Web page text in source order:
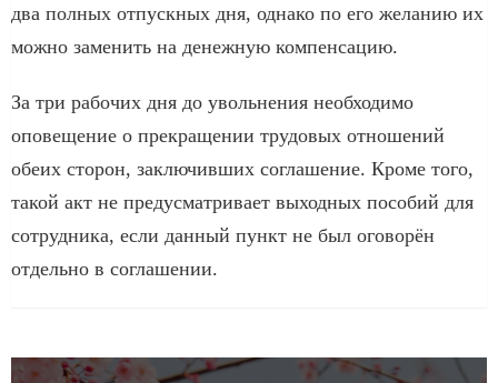
два полных отпускных дня, однако по его желанию их
можно заменить на денежную компенсацию.
За три рабочих дня до увольнения необходимо
оповещение о прекращении трудовых отношений
обеих сторон, заключивших соглашение. Кроме того,
такой акт не предусматривает выходных пособий для
сотрудника, если данный пункт не был оговорён
отдельно в соглашении.